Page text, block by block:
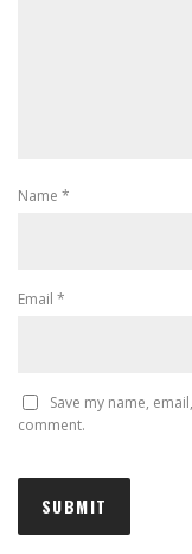
Name *
Email *
Save my name,
comment.